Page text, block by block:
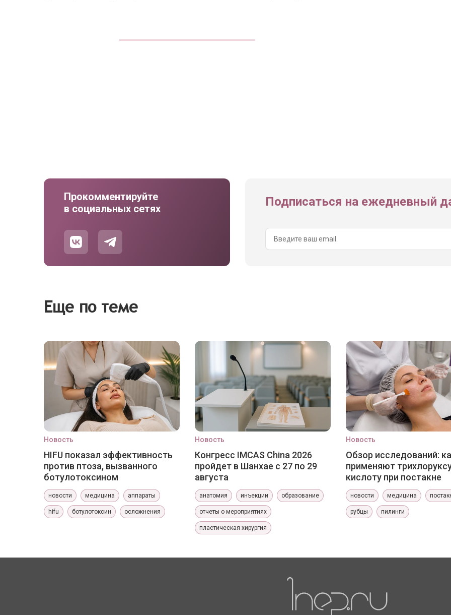
Прокомментируйте
в социальных сетях
Подписаться на ежедневный
Еще по теме
Новость
HIFU показал эффективность
против птоза, вызванного
ботулотоксином
новости медицина аппараты
hifu ботулотоксин осложнения
Новость
Конгресс IMCAS China 2026
пройдет в Шанхае с 27 по 29
августа
анатомия инъекции образование
отчеты о мероприятиях
пластическая хирургия
Новость
Обзор исследований:
применяют
кислоту при постакне
новости медицина
рубцы пилинги